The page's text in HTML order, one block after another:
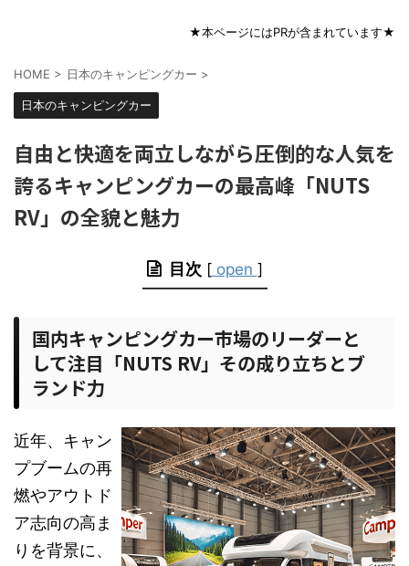
★本ページにはPRが含まれています★
HOME > 日本のキャンピングカー >
日本のキャンピングカー
自由と快適を両立しながら圧倒的な人気を
誇るキャンピングカーの最高峰「NUTS
RV」の全貌と魅力
目次 [open ]
国内キャンピングカー市場のリーダーと
して注目「NUTS RV」その成り立ちとブ
ランド力
近年、キャン
プブームの再
燃やアウトド
ア志向の高ま
りを背景に、